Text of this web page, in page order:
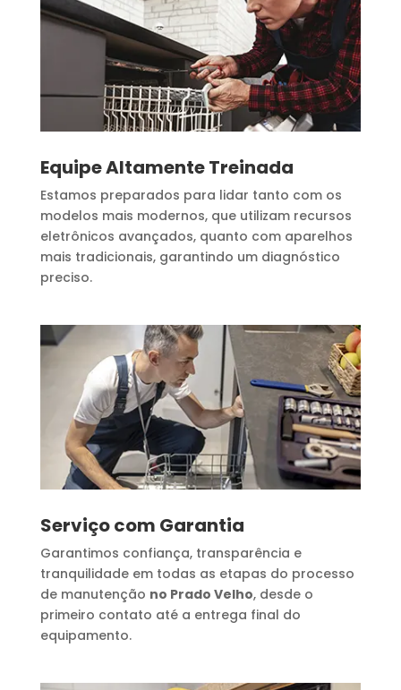
Equipe Altamente Treinada
Estamos preparados para lidar tanto com os
modelos mais modernos, que utilizam recursos
eletrônicos avançados, quanto com aparelhos
mais tradicionais, garantindo um diagnóstico
preciso.
Serviço com Garantia
Garantimos confiança, transparência e
tranquilidade em todas as etapas do processo
de manutenção no Prado Velho, desde o
primeiro contato até a entrega final do
equipamento.